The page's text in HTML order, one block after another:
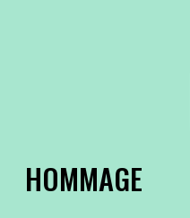
HOMMAGE